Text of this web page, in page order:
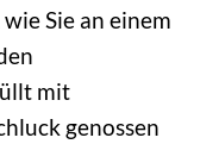
Sie an einem
mit
genossen